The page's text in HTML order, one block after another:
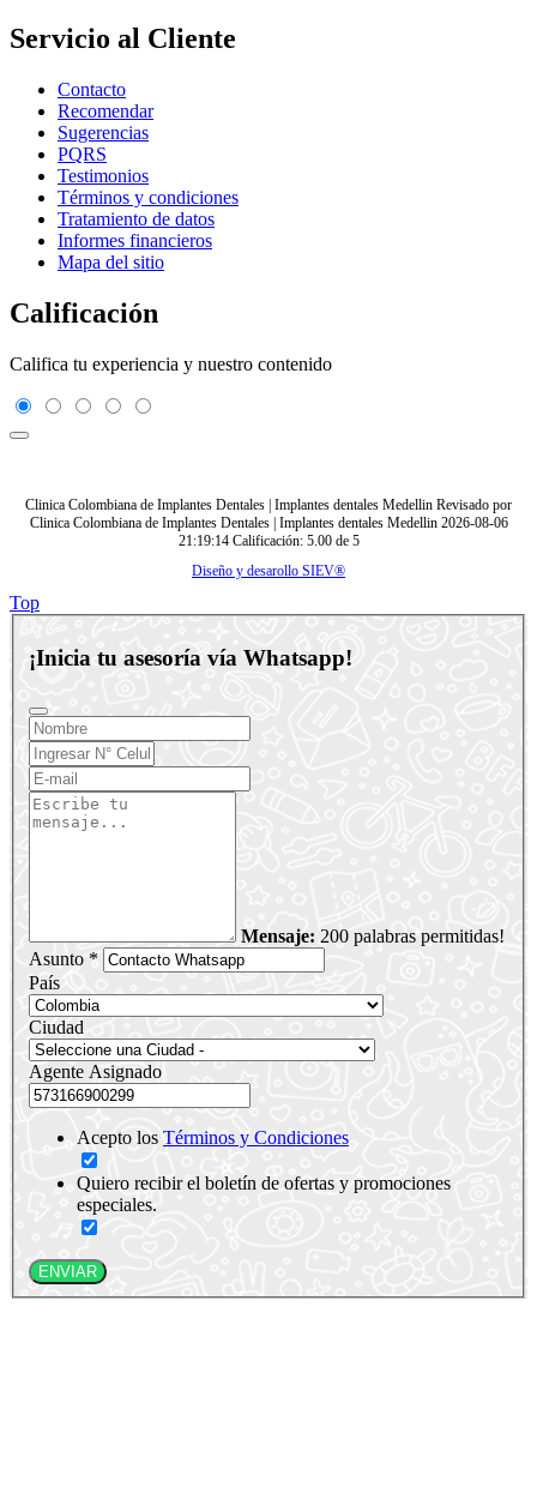
Servicio al Cliente
Contacto
Recomendar
Sugerencias
PQRS
Testimonios
Términos y condiciones
Tratamiento de datos
Informes financieros
Mapa del sitio
Calificación
Califica tu experiencia y nuestro contenido
Clinica Colombiana de Implantes Dentales | Implantes dentales Medellin Revisado por
Clinica Colombiana de Implantes Dentales | Implantes dentales Medellin 2026-08-06
21:19:14 Calificación: 5.00 de 5
Diseño y desarollo SIEV®
Top
¡Inicia tu asesoría vía Whatsapp!
Mensaje: 200 palabras permitidas!
Asunto *
País
Ciudad
Agente Asignado
Acepto los Términos y Condiciones
Quiero recibir el boletín de ofertas y promociones
especiales.
ENVIAR